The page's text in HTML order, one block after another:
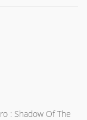
: Shadow Of The